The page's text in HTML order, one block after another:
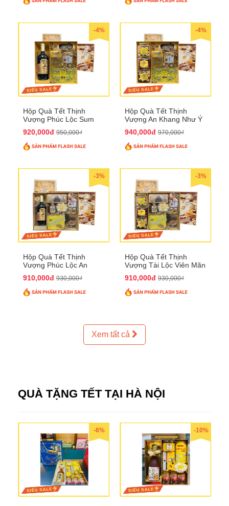
-4%
Hộp Quà Tết Thịnh
Vượng Phúc Lộc Sum
920,000đ 950,000₫
-4%
Hộp Quà Tết Thịnh
Vượng An Khang Như Ý
940,000đ 970,000₫
-3%
Hộp Quà Tết Thịnh
Vượng Phúc Lộc An
910,000đ 930,000₫
-3%
Hộp Quà Tết Thịnh
Vượng Tài Lộc Viên Mãn
910,000đ 930,000₫
Xem tất cả
QUÀ TẶNG TẾT TẠI HÀ NỘI
-6% -10%